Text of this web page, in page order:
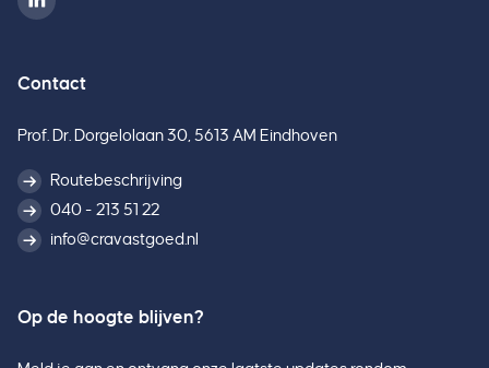
Contact
Prof. Dr. Dorgelolaan 30, 5613 AM Eindhoven
Routebeschrijving
040 - 213 51 22
info@cravastgoed.nl
Op de hoogte blijven?